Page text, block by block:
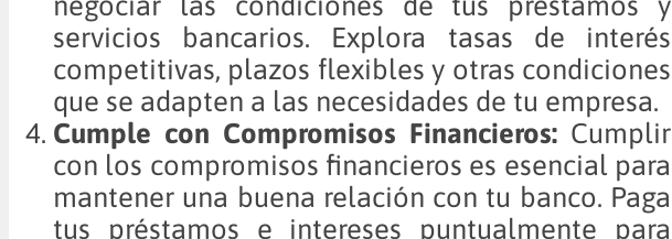
servicios bancarios. Explora tasas de interés
competitivas, plazos flexibles y otras condiciones
que se adapten a las necesidades de tu empresa.
Cumple con Compromisos Financieros: Cumplir
con los compromisos financieros es esencial para
mantener una buena relación con tu banco. Paga
tus préstamos e intereses puntualmente para